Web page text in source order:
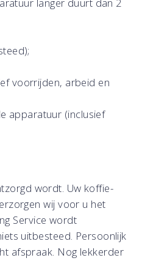
voorrijden, arbeid en
apparatuur (inclusief
wordt. Uw koffie-
wij voor u het
Service wordt
uitbesteed. Persoonlijk
afspraak. Nog lekkerder